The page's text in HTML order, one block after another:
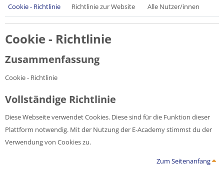
Cookie - Richtlinie Richtlinie zur Website Alle Nutzer/innen
Cookie - Richtlinie
Zusammenfassung
Cookie - Richtlinie
Vollständige Richtlinie
Diese Webseite verwendet Cookies. Diese sind für die Funktion dieser
Plattform notwendig. Mit der Nutzung der E-Academy stimmst du der
Verwendung von Cookies zu.
Zum Seitenanfang